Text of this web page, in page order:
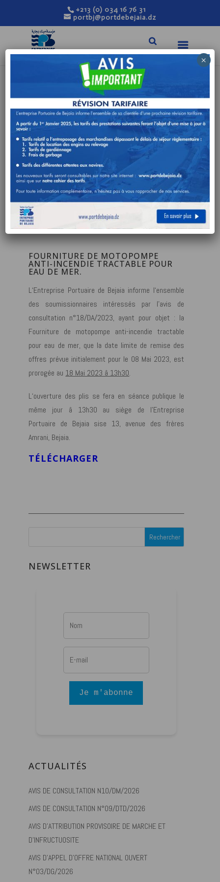
+213 (0) 034 16 76 31
portbj@portdebejaia.dz
AVIS DE
PROROGATION DE
DELAI RELATIF A
L’AVIS DE
CONSULTATION
N°18/DA/2023
Mai 4, 2023
FOURNITURE DE MOTOPOMPE
ANTI-INCENDIE TRACTABLE POUR
EAU DE MER.
L‘Entreprise Portuaire de Bejaia informe l‘ensemble
des soumissionnaires intéressés par l’avis de
consultation n°18/DA/2023, ayant pour objet : la
Fourniture de motopompe anti-incendie tractable
pour eau de mer, que la date limite de remise des
offres prévue initialement pour Ie 08 Mai 2023, est
prorogée au 18 Mai 2023 â 13h30.
L‘ouverture des plis se fera en séance publique le
même jour â 13h30 au siège de l’Entreprise
Portuaire de Bejaia sise 13, avenue des frères
Amrani, Bejaia.
TÉLÉCHARGER
NEWSLETTER
Je m'abonne
ACTUALITÉS
AVIS DE CONSULTATION N10/DM/2026
AVIS DE CONSULTATION N°09/DTD/2026
AVIS D’ATTRIBUTION PROVISOIRE DE MARCHE ET
D’INFRUCTUOSITE
AVIS D’APPEL D’OFFRE NATIONAL OUVERT
N°03/DG/2026
×